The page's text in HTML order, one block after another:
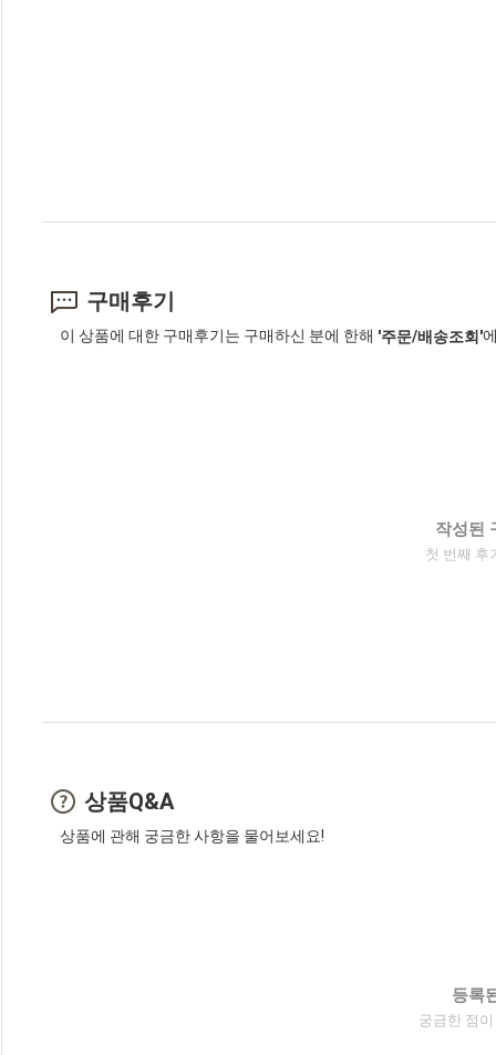
구매후기
이 상품에 대한 구매후기는 구매하신 분에 한해 '주문/배송조회'
작성된
첫 번째 후
상품Q&A
상품에 관해 궁금한 사항을 물어보세요!
등록
궁금한 점